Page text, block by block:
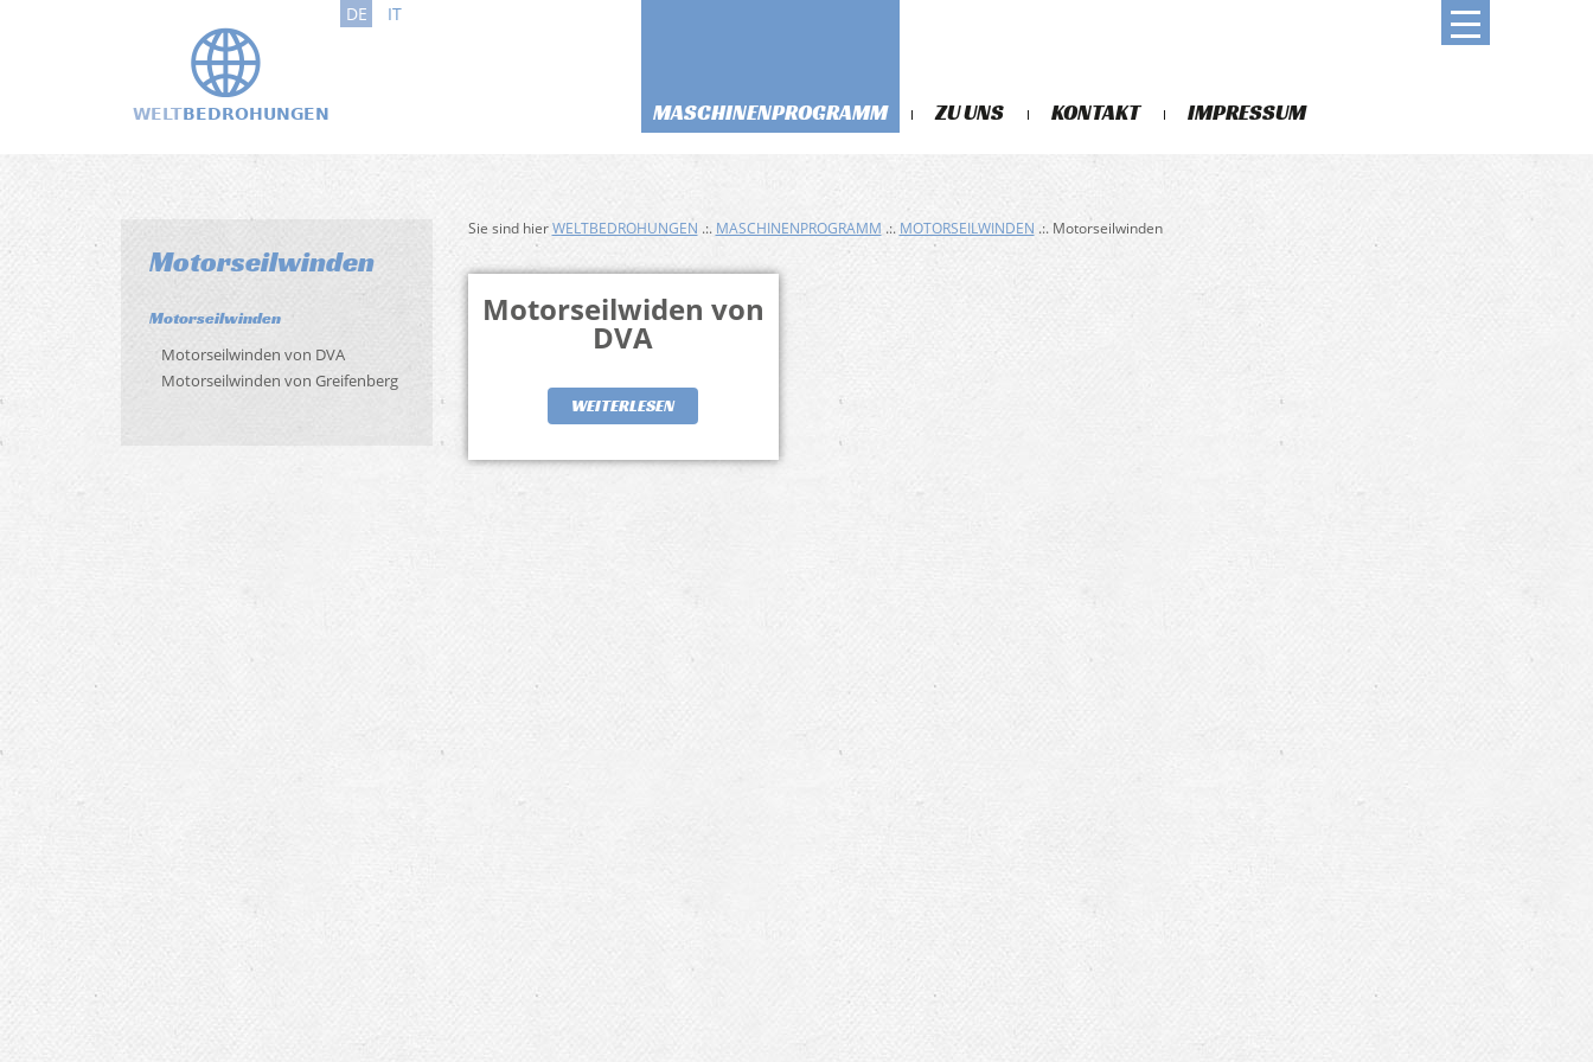
DE IT
MASCHINENPROGRAMM ZU UNS KONTAKT IMPRESSUM
Motorseilwinden
Motorseilwinden
Motorseilwinden von DVA
Motorseilwinden von Greifenberg
Sie sind hierWELTBEDROHUNGEN .:. MASCHINENPROGRAMM .:. MOTORSEILWINDEN .:. Motorseilwinden
Motorseilwiden von
DVA
WEITERLESEN